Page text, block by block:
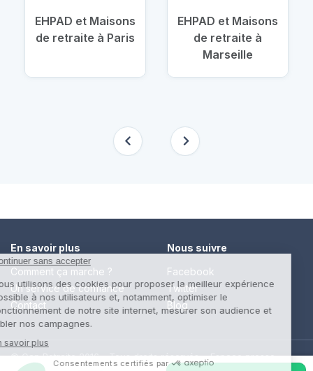
EHPAD et Maisons
de retraite à Paris
EHPAD et Maisons
de retraite à
Marseille
En savoir plus
Comment ça marche ?
Un service de confiance
Contact
Nous suivre
Facebook
Twitter
Blog
© Cap Retraite 2016 - Tous droits réservés •Espace presse•
Espace emploi•Contact •Mentions légales•